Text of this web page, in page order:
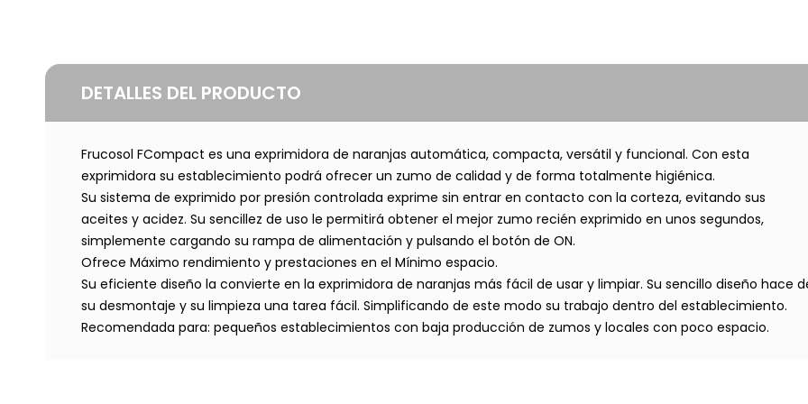
DETALLES DEL PRODUCTO
Frucosol FCompact es una exprimidora de naranjas automática, compacta, versátil y funcional. Con esta
exprimidora su establecimiento podrá ofrecer un zumo de calidad y de forma totalmente higiénica.
Su sistema de exprimido por presión controlada exprime sin entrar en contacto con la corteza, evitando sus
aceites y acidez. Su sencillez de uso le permitirá obtener el mejor zumo recién exprimido en unos segundos,
simplemente cargando su rampa de alimentación y pulsando el botón de ON.
Ofrece Máximo rendimiento y prestaciones en el Mínimo espacio.
Su eficiente diseño la convierte en la exprimidora de naranjas más fácil de usar y limpiar. Su sencillo diseño hace
su desmontaje y su limpieza una tarea fácil. Simplificando de este modo su trabajo dentro del establecimiento.
Recomendada para: pequeños establecimientos con baja producción de zumos y locales con poco espacio.